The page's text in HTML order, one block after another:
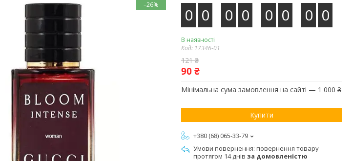
–26%
0 0 0 0 0 0 0 0
В наявності
Код: 17346-01
121 ₴
90 ₴
Мінімальна сума замовлення на сайті — 1 000 ₴
Купити
+380 (68) 065-33-79
повернення товару
протягом 14 днів за домовленістю